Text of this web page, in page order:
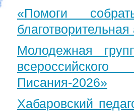
«Помоги
Молодежная
Писания-2026»
Хабаровский